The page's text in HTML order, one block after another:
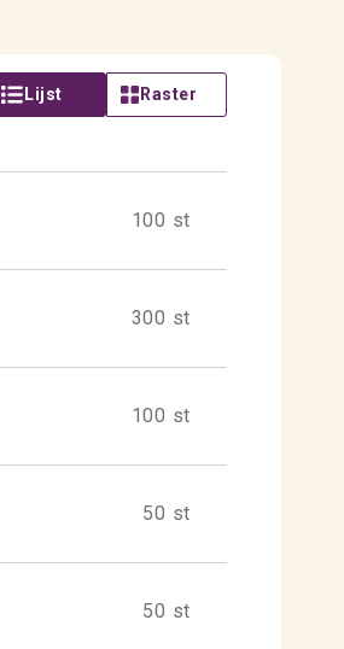
Lijst Raster
100 st
300 st
100 st
50 st
50 st